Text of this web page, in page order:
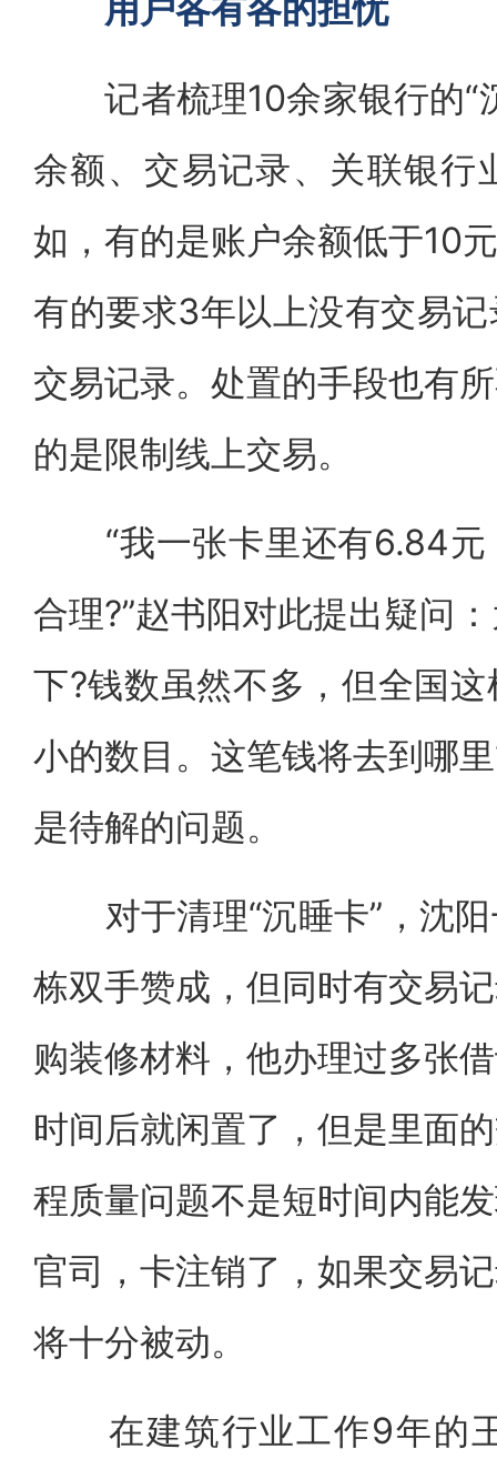
用户各有各的担忧
记者梳理10余家银行的“
余额、交易记录、关联银行
如，有的是账户余额低于10
有的要求3年以上没有交易
交易记录。处置的手段也有
的是限制线上交易。
“我一张卡里还有6.84元
合理?”赵书阳对此提出疑问
下?钱数虽然不多，但全国
小的数目。这笔钱将去到哪
是待解的问题。
对于清理“沉睡卡”，沈阳
栋双手赞成，但同时有交易
购装修材料，他办理过多张
时间后就闲置了，但是里面
程质量问题不是短时间内能
官司，卡注销了，如果交易
将十分被动。
在建筑行业工作9年的